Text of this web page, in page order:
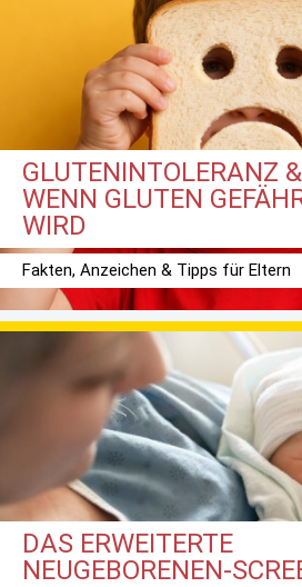
GLUTENINTOLERANZ
WENN GLUTEN
WIRD
Fakten, Anzeichen & Tipps für Eltern
DAS ERWEITERTE
NEUGEBORENEN-